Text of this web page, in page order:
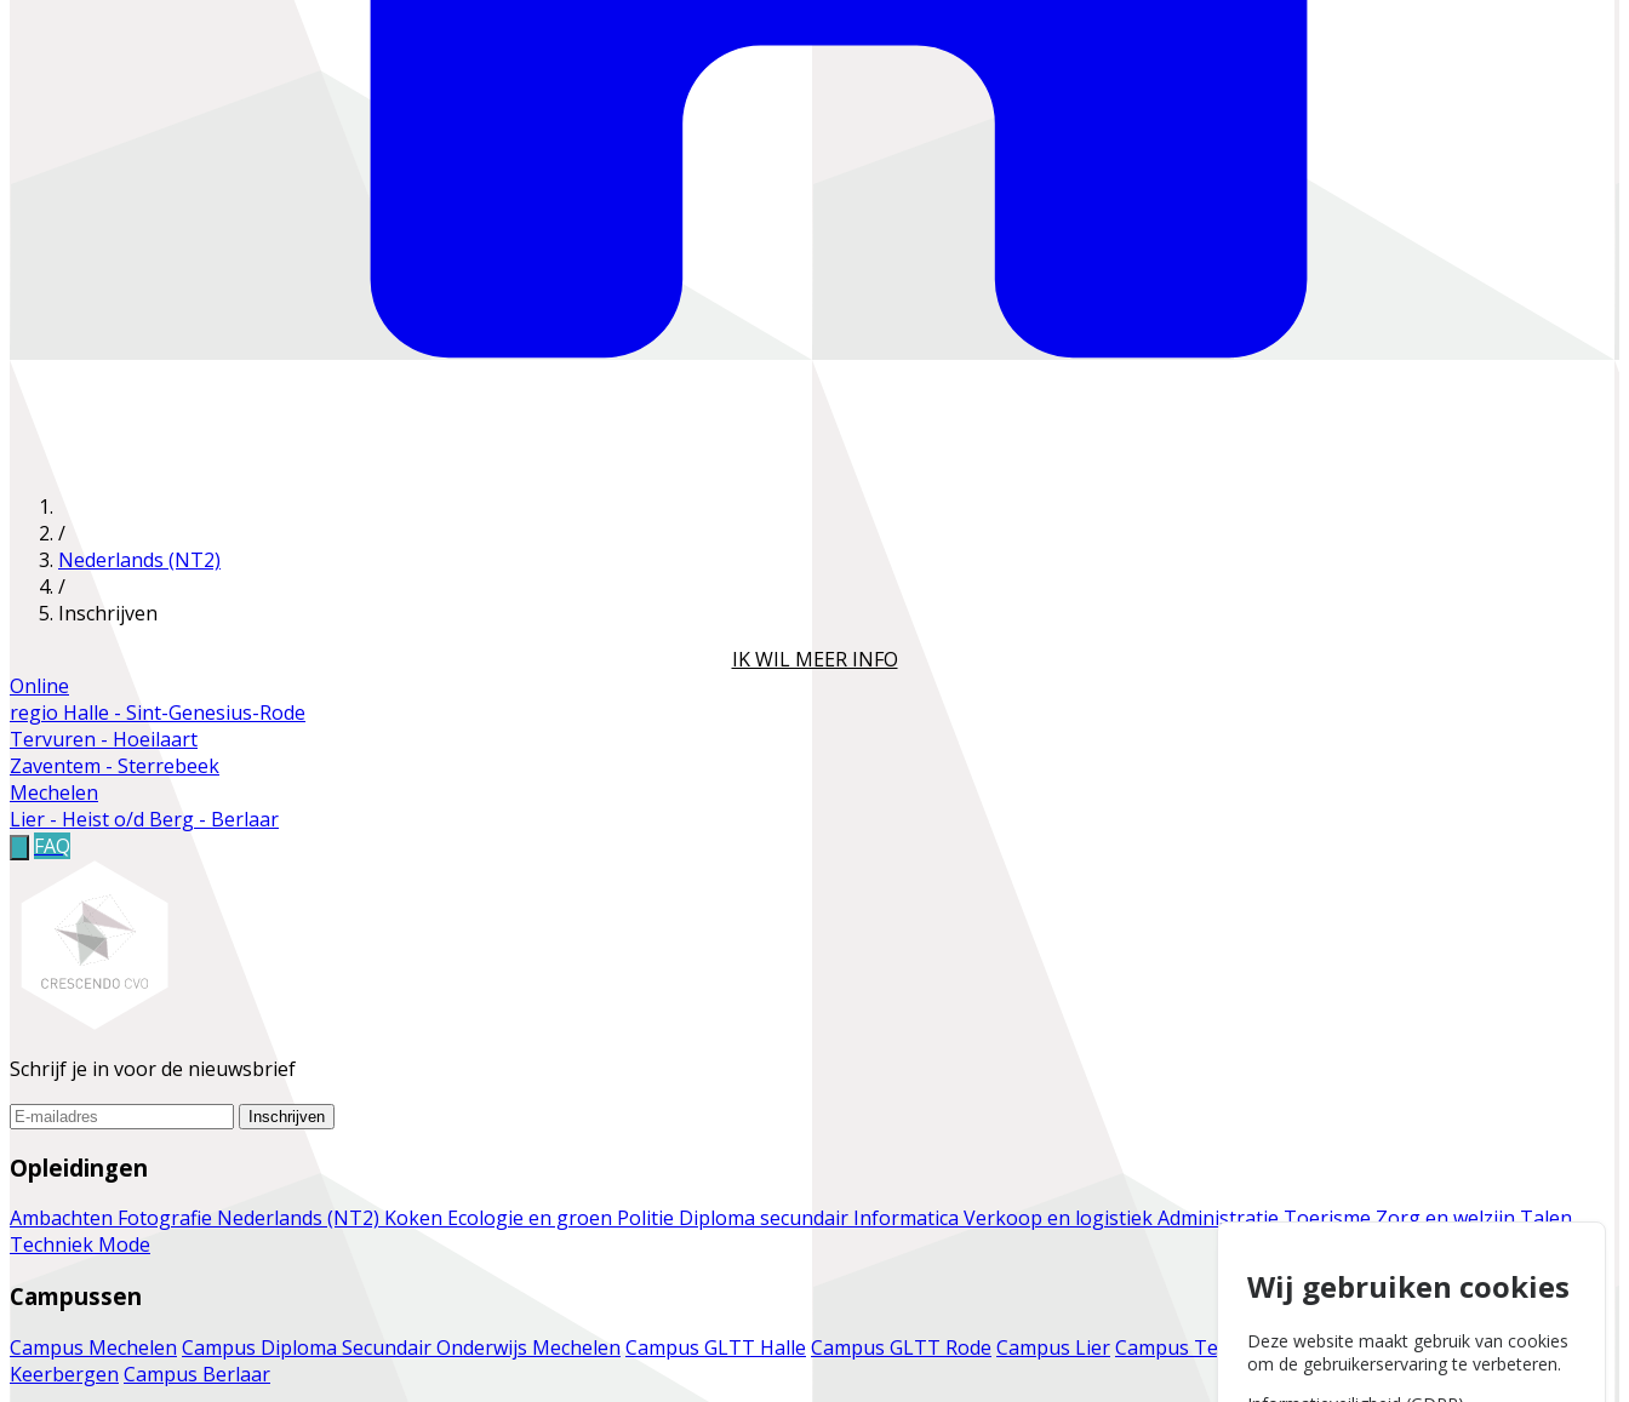
/
Nederlands (NT2)
/
Inschrijven
IK WIL MEER INFO
Online
regio Halle - Sint-Genesius-Rode
Tervuren - Hoeilaart
Zaventem - Sterrebeek
Mechelen
Lier - Heist o/d Berg - Berlaar
FAQ
Schrijf je in voor de nieuwsbrief
Inschrijven
Opleidingen
Ambachten Fotografie Nederlands (NT2) Koken Ecologie en groen Politie Diploma secundair Informatica Verkoop en logistiekAdministratieToerismeZorg en welzijnTalen
Techniek Mode
Campussen
Campus Mechelen Campus Diploma Secundair Onderwijs MechelenCampus GLTT Halle Campus GLTT Rode Campus LierCampus TervurenCampus ZaventemCampus
Keerbergen Campus Berlaar
Wij gebruiken cookies
Deze website maakt gebruik van cookies
om de gebruikerservaring te verbeteren.